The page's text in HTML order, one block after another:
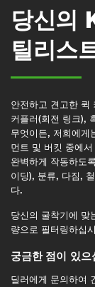
당신의
틸리스
안전하고 견고한 퀵
커플러(회전 링크),
무엇이든, 저희에게
먼트 및 버킷 중에
완벽하게 작동하도
이딩), 분류, 다짐,
다.
당신의 굴착기에 맞
량으로 필터링하십
궁금한 점이 있으
딜러에게 문의하여